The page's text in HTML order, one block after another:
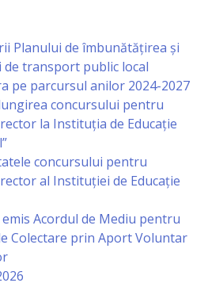
Planului de îmbunătățirea și
de transport public local
pe parcursul anilor 2024-2027
concursului pentru
la Instituția de Educație
concursului pentru
al Instituției de Educație
Acordul de Mediu pentru
Colectare prin Aport Voluntar